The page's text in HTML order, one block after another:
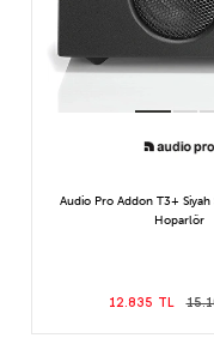
Audio Pro Addon T3+ Siyah
Hoparlör
12.835 TL